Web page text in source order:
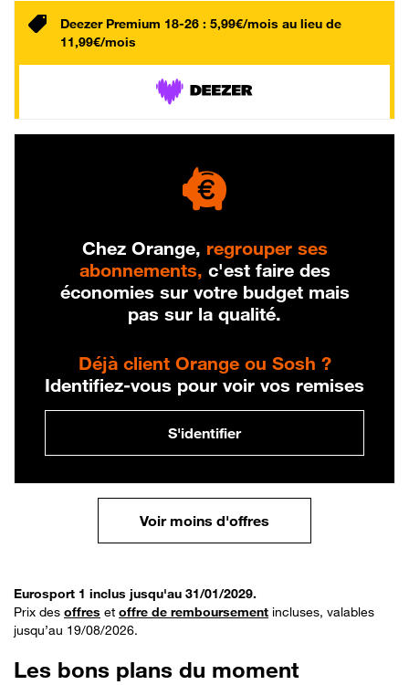
Deezer Premium 18-26 : 5,99€/mois au lieu de
11,99€/mois
Chez Orange, regrouper ses
abonnements, c'est faire des
économies sur votre budget mais
pas sur la qualité.
Déjà client Orange ou Sosh ?
Identifiez-vous pour voir vos remises
S'identifier
Voir moins d'offres
Eurosport 1 inclus jusqu'au 31/01/2029.
Prix des offres et offre de remboursement incluses, valables
jusqu’au 19/08/2026.
Les bons plans du moment